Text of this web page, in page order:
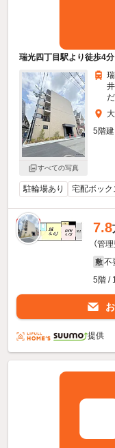
瑞光四丁目駅より徒歩4
すべての写真
5階
駐輪場あり 宅配ボック
新着 7.8
（管
敷 不
5階 /
提供